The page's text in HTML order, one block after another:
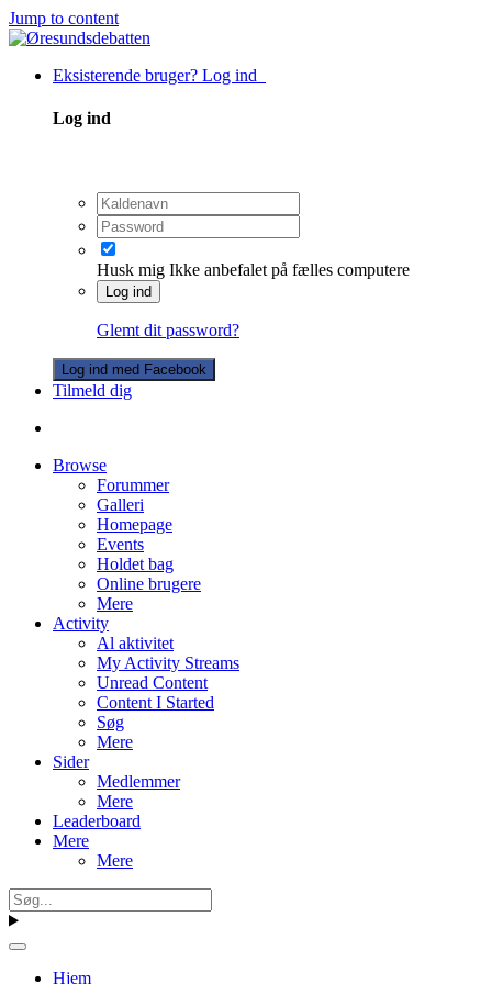
Jump to content
Eksisterende bruger? Log ind
Log ind
Husk mig Ikke anbefalet på fælles computere
Log ind
Glemt dit password?
Log ind med Facebook
Tilmeld dig
Browse
Forummer
Galleri
Homepage
Events
Holdet bag
Online brugere
Mere
Activity
Al aktivitet
My Activity Streams
Unread Content
Content I Started
Søg
Mere
Sider
Medlemmer
Mere
Leaderboard
Mere
Mere
Hjem